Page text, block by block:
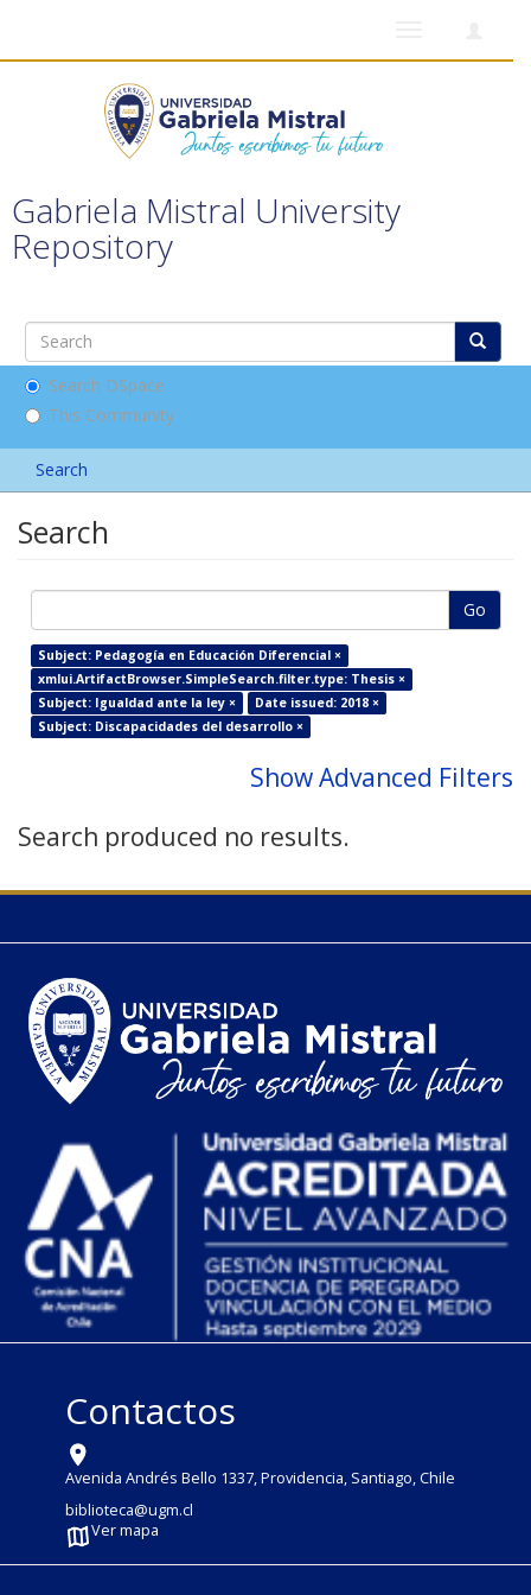
Gabriela Mistral University
Repository
Search DSpace
This Community
Search
Search
Go
Subject: Pedagogía en Educación Diferencial ×
xmlui.ArtifactBrowser.SimpleSearch.filter.type: Thesis ×
Subject: Igualdad ante la ley ×
Date issued: 2018 ×
Subject: Discapacidades del desarrollo ×
Show Advanced Filters
Search produced no results.
Contactos
Avenida Andrés Bello 1337, Providencia, Santiago, Chile
biblioteca@ugm.cl
Ver mapa